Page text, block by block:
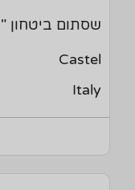
שסתום ביטחון "1/2-"5/8 N/F
Castel
Italy